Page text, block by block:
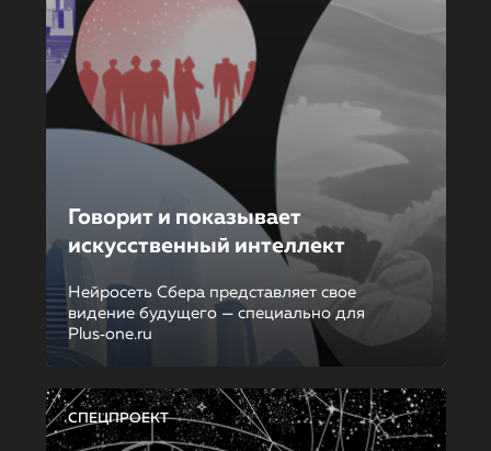
Говорит и показывает
искусственный интеллект
Нейросеть Сбера представляет свое
видение будущего — специально для
Plus‑one.ru
СПЕЦПРОЕКТ